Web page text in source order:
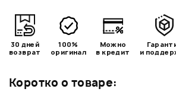
Коротко о товаре:
30 дней
возврат
100%
оригинал
Можно
в кредит
и